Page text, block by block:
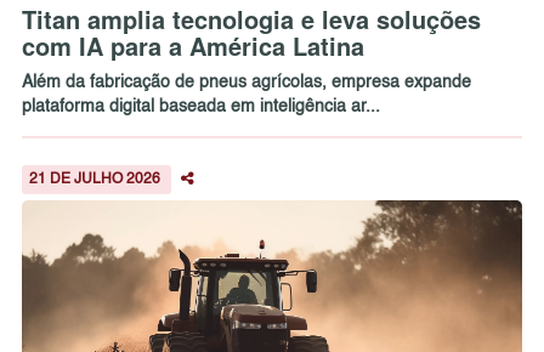
Titan amplia tecnologia e leva soluções
com IA para a América Latina
Além da fabricação de pneus agrícolas, empresa expande
plataforma digital baseada em inteligência ar...
21 DE JULHO 2026